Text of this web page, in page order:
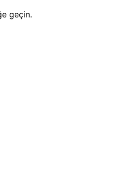
geçin.